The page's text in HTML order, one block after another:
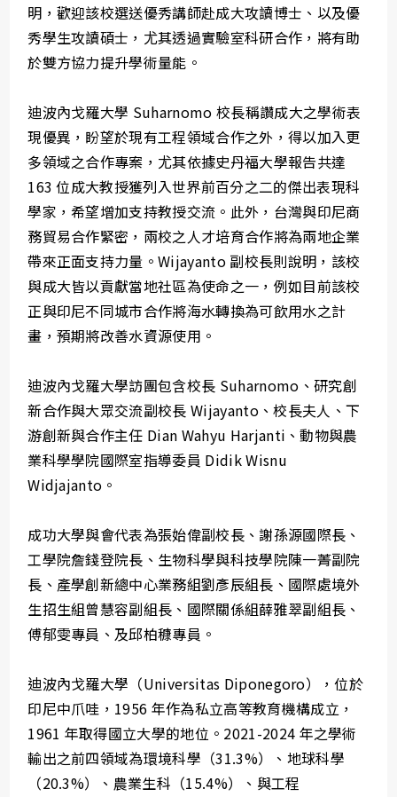
明，歡迎該校選送優秀講師赴成大攻讀博士、以及優
秀學生攻讀碩士，尤其透過實驗室科研合作，將有助
於雙方協力提升學術量能。
迪波內戈羅大學 Suharnomo 校長稱讚成大之學術表
現優異，盼望於現有工程領域合作之外，得以加入更
多領域之合作專案，尤其依據史丹福大學報告共達
163 位成大教授獲列入世界前百分之二的傑出表現科
學家，希望增加支持教授交流。此外，台灣與印尼商
務貿易合作緊密，兩校之人才培育合作將為兩地企業
帶來正面支持力量。Wijayanto 副校長則說明，該校
與成大皆以貢獻當地社區為使命之一，例如目前該校
正與印尼不同城市合作將海水轉換為可飲用水之計
畫，預期將改善水資源使用。
迪波內戈羅大學訪團包含校長 Suharnomo、研究創
新合作與大眾交流副校長 Wijayanto、校長夫人、下
游創新與合作主任 Dian Wahyu Harjanti、動物與農
業科學學院國際室指導委員 Didik Wisnu
Widjajanto。
成功大學與會代表為張始偉副校長、謝孫源國際長、
工學院詹錢登院長、生物科學與科技學院陳一菁副院
長、產學創新總中心業務組劉彥辰組長、國際處境外
生招生組曾慧容副組長、國際關係組薛雅翠副組長、
傅郁雯專員、及邱柏穅專員。
迪波內戈羅大學（Universitas Diponegoro），位於
印尼中爪哇，1956 年作為私立高等教育機構成立，
1961 年取得國立大學的地位。2021-2024 年之學術
輸出之前四領域為環境科學（31.3%）、地球科學
（20.3%）、農業生科（15.4%）、與工程